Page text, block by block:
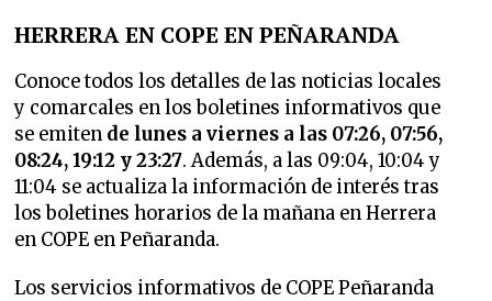
HERRERA EN COPE EN PEÑARANDA
Conoce todos los detalles de las noticias locales
y comarcales en los boletines informativos que
se emiten de lunes a viernes a las 07:26, 07:56,
08:24, 19:12 y 23:27. Además, a las 09:04, 10:04 y
11:04 se actualiza la información de interés tras
los boletines horarios de la mañana en Herrera
en COPE en Peñaranda.
Los servicios informativos de COPE Peñaranda